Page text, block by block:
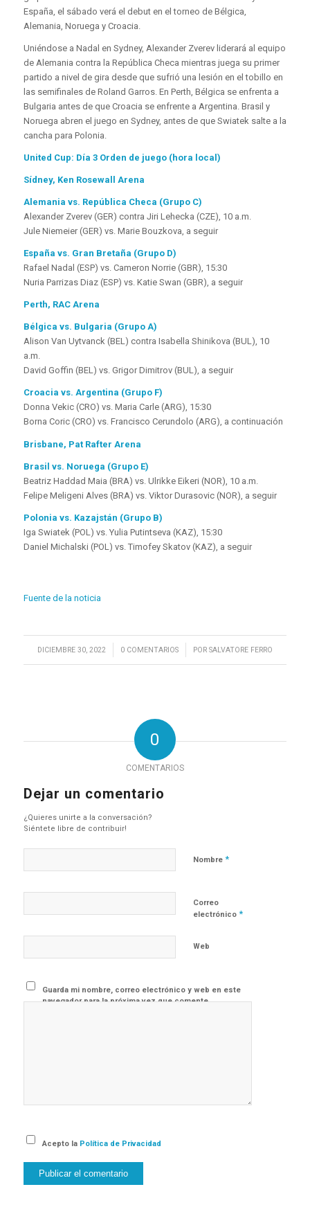
España, el sábado verá el debut en el torneo de Bélgica,
Alemania, Noruega y Croacia.
Uniéndose a Nadal en Sydney, Alexander Zverev liderará al equipo
de Alemania contra la República Checa mientras juega su primer
partido a nivel de gira desde que sufrió una lesión en el tobillo en
las semifinales de Roland Garros. En Perth, Bélgica se enfrenta a
Bulgaria antes de que Croacia se enfrente a Argentina. Brasil y
Noruega abren el juego en Sydney, antes de que Swiatek salte a la
cancha para Polonia.
United Cup: Día 3 Orden de juego (hora local)
Sídney, Ken Rosewall Arena
Alemania vs. República Checa (Grupo C)
Alexander Zverev (GER) contra Jiri Lehecka (CZE), 10 a.m.
Jule Niemeier (GER) vs. Marie Bouzkova, a seguir
España vs. Gran Bretaña (Grupo D)
Rafael Nadal (ESP) vs. Cameron Norrie (GBR), 15:30
Nuria Parrizas Diaz (ESP) vs. Katie Swan (GBR), a seguir
Perth, RAC Arena
Bélgica vs. Bulgaria (Grupo A)
Alison Van Uytvanck (BEL) contra Isabella Shinikova (BUL), 10
a.m.
David Goffin (BEL) vs. Grigor Dimitrov (BUL), a seguir
Croacia vs. Argentina (Grupo F)
Donna Vekic (CRO) vs. Maria Carle (ARG), 15:30
Borna Coric (CRO) vs. Francisco Cerundolo (ARG), a continuación
Brisbane, Pat Rafter Arena
Brasil vs. Noruega (Grupo E)
Beatriz Haddad Maia (BRA) vs. Ulrikke Eikeri (NOR), 10 a.m.
Felipe Meligeni Alves (BRA) vs. Viktor Durasovic (NOR), a seguir
Polonia vs. Kazajstán (Grupo B)
Iga Swiatek (POL) vs. Yulia Putintseva (KAZ), 15:30
Daniel Michalski (POL) vs. Timofey Skatov (KAZ), a seguir
Fuente de la noticia
DICIEMBRE 30, 2022
/ 0 COMENTARIOS
/ POR SALVATORE FERRO
0
COMENTARIOS
Dejar un comentario
¿Quieres unirte a la conversación?
Siéntete libre de contribuir!
Nombre *
Correo
electrónico *
Web
Guarda mi nombre, correo electrónico y web en este
navegador para la próxima vez que comente.
Acepto la Política de Privacidad